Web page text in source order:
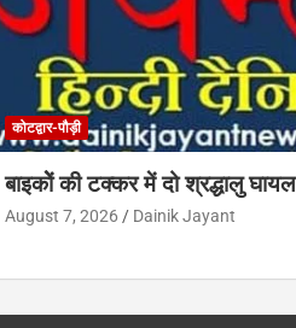
कोटद्वार-पौड़ी
बाइकोें की टक्कर में दो श्रद्धालु घायल
August 7, 2026 Dainik Jayant